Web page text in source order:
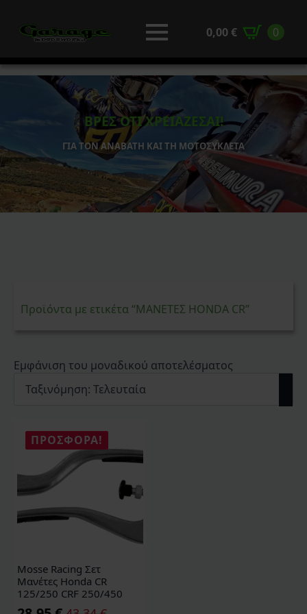
0,00 € 0
ΒΡΕΣ ΟΤΙ ΧΡΕΙΑΖΕΣΑΙ!
ΓΙΑ ΤΟΝ ΑΝΑΒΑΤΗ ΚΑΙ ΤΗ ΜΟΤΟΣΥΚΛΕΤΑ
Προϊόντα με ετικέτα “ΜΑΝΕΤΕΣ HONDA CR”
Εμφάνιση του μοναδικού αποτελέσματος
ΠΡΟΣΦΟΡΆ!
Mosse Racing Σετ
Μανέτες Honda CR
125/250 CRF 250/450